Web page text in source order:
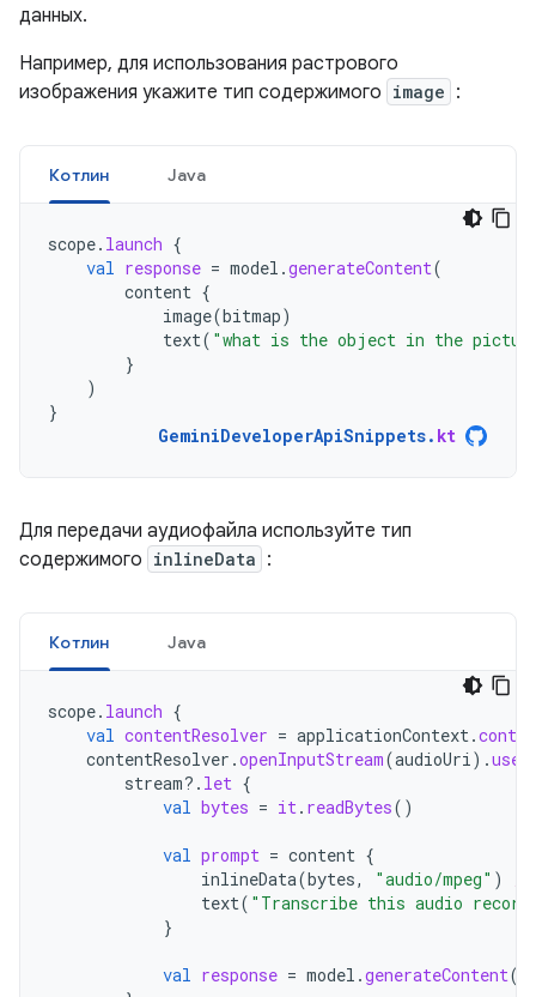
данных.
Например, для использования растрового
изображения укажите тип содержимого image :
Котлин Java
scope. launch {
val response = model .generateContent(
content {
image(bitmap)
text( "what is the object in the
}
)
}
GeminiDeveloperApiSnippets. kt
Для передачи аудиофайла используйте тип
содержимого inlineData :
Котлин Java
scope. launch {
val contentResolver = applicationContext .
contentResolver .openInputStream(audioUri ).use
stream?. let {
val bytes = it . readBytes()
val prompt = content {
inlineData(bytes, "audio/mpeg" )
text( "Transcribe this audio
}
val response = model .generateContent(